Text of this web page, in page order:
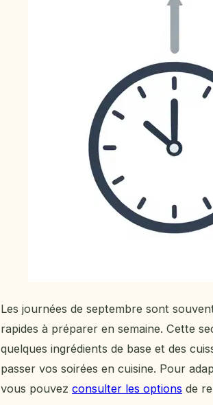
Les journées de septembre sont
rapides à préparer en semaine. Cette
quelques ingrédients de base et des
passer vos soirées en cuisine. Pour
vous pouvez consulter les options de